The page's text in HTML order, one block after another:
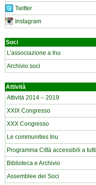
Twitter
Instagram
Soci
L’associazione a Inu
Archivio soci
Attività
Attività 2014 – 2019
XXIX Congresso
XXX Congresso
Le communities Inu
Programma Città accessibili a tutti
Biblioteca e Archivio
Assemblee dei Soci